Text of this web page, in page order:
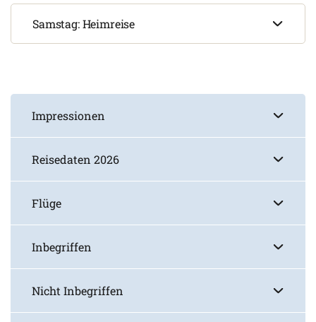
Samstag: Heimreise
Impressionen
Reisedaten 2026
Flüge
Inbegriffen
Nicht Inbegriffen